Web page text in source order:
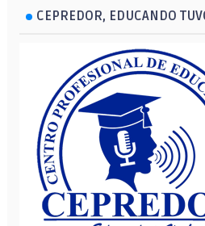
CEPREDOR, EDUCANDO